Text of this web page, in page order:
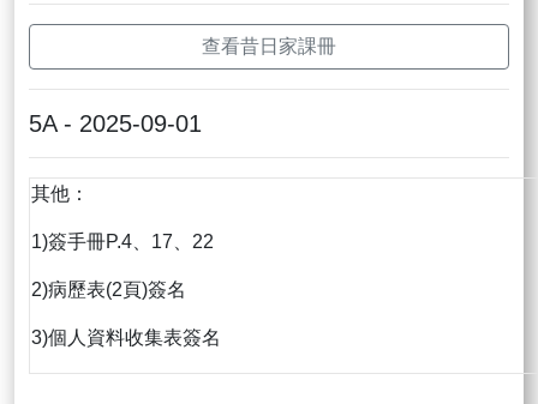
查看昔日家課冊
5A - 2025-09-01
其他：
1)簽手冊P.4、17、22
2)病歷表(2頁)簽名
3)個人資料收集表簽名